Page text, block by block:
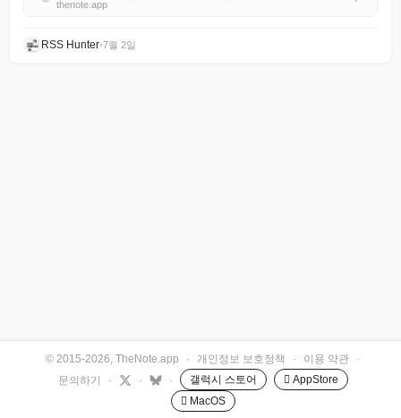
thenote.app
RSS Hunter•7월 2일
© 2015-2026, TheNote.app · 개인정보 보호정책 · 이용 약관
·
문의하기
· · · 갤럭시 스토어
 AppStore
 MacOS